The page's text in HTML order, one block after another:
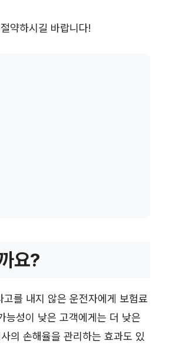
약하시길 바랍니다!
요?
를 내지 않은 운전자에게 보험료
능성이 낮은 고객에게는 더 낮은
의 손해율을 관리하는 효과도 있